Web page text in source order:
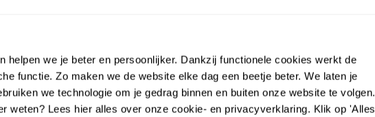
helpen we je beter en persoonlijker. Dankzij functionele cookies werkt de
functie. Zo maken we de website elke dag een beetje beter. We laten je
we technologie om je gedrag binnen en buiten onze website te volgen.
weten? Lees hier alles over onze cookie- en privacyverklaring. Klik op 'Alles